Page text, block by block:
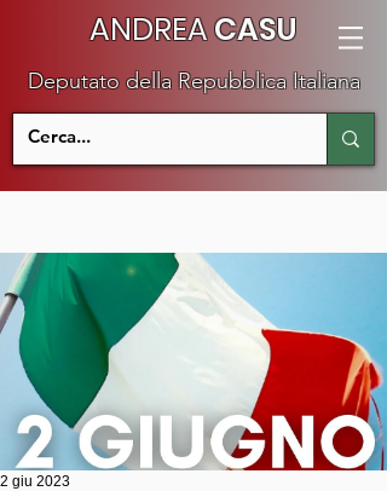
ANDREACASU
Deputato della Repubblica Italiana
2 giu 2023